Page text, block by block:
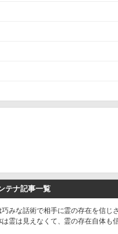
テナ記事一覧
巧みな話術で相手に霊の存在を信じ
霊は見えなくて、霊の存在自体も